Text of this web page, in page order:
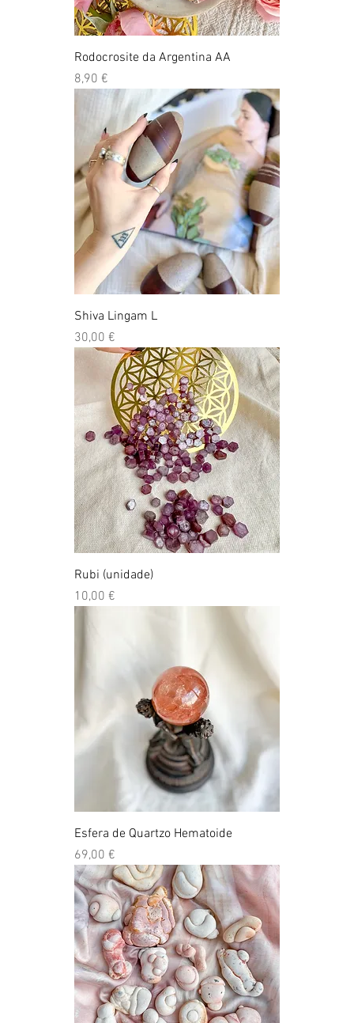
Rodocrosite da Argentina AA
Preço
8,90 €
Shiva Lingam L
Preço
30,00 €
Rubi (unidade)
Preço
10,00 €
Esfera de Quartzo Hematoide
Preço
69,00 €